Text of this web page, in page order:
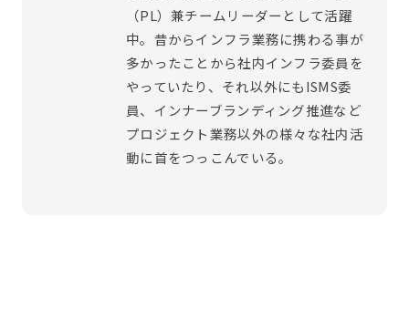
（PL）兼チームリーダーとして活躍
中。昔からインフラ業務に携わる事が
多かったことから社内インフラ委員を
やっていたり、それ以外にもISMS委
員、インナーブランディング推進など
プロジェクト業務以外の様々な社内活
動に首をつっこんでいる。